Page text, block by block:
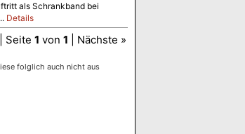
als Schrankband bei
Details
Seite 1 von 1 | Nächste »
folglich auch nicht aus